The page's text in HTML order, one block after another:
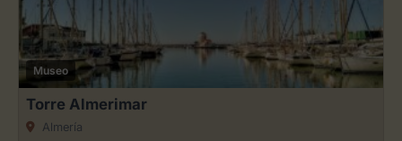
Museo
Torre Almerimar
Almería